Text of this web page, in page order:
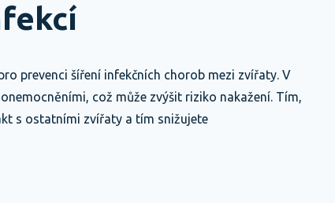
prevenci šíření infekčních chorob mezi zvířaty. V
což může zvýšit riziko nakažení. Tím,
s ostatními zvířaty a tím snižujete